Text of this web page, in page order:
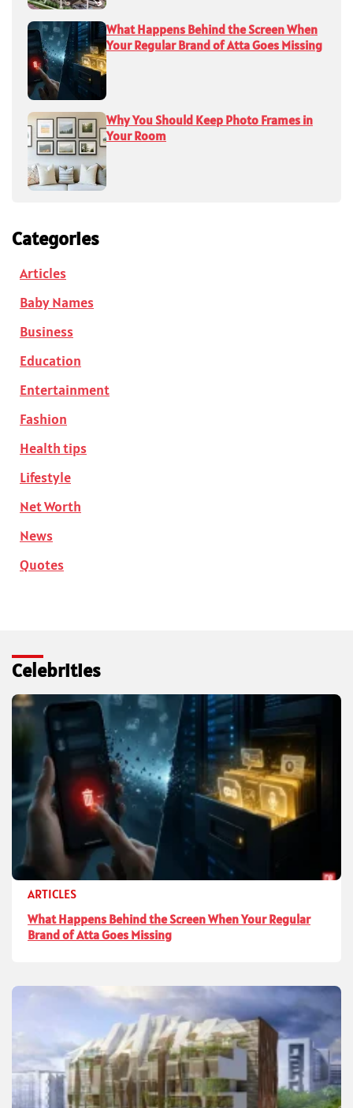
What Happens Behind the Screen When
Your Regular Brand of Atta Goes Missing
Why You Should Keep Photo Frames in
Your Room
Categories
Articles
Baby Names
Business
Education
Entertainment
Fashion
Health tips
Lifestyle
Net Worth
News
Quotes
Celebrities
ARTICLES
What Happens Behind the Screen When Your Regular
Brand of Atta Goes Missing